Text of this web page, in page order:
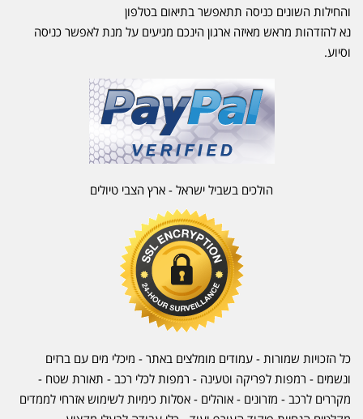
והחילות השונים כניסה תתאפשר בתיאום בטלפון
נא להזדהות מראש מאיזה ארגון הינכם מגיעים על מנת לאפשר כניסה
וסיוע.
הולכים בשביל ישראל - ארץ הצבי טיולים
כל הזכויות שמורות - עמודים מומלצים באתר - מיכלי מים עם ברזים
ונשמים - רמפות לפריקה וטעינה - רמפות לכלי רכב - תאורת שטח -
מקררים לרכב - מזרונים - אוהלים - אסלות כימיות לשימוש אזרחי לממדים